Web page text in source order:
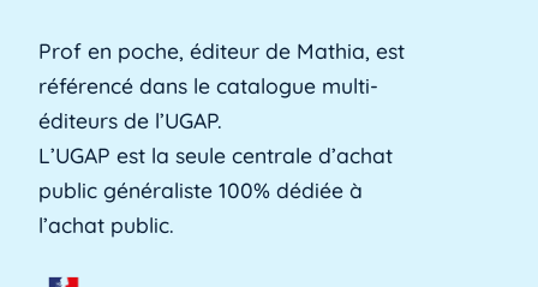
Alerte précoce
L'alerte précoce est un outil en ligne que les
établissements utilisent pour identifier les [...]
Lire plus »
Prof en poche, éditeur de Mathia, est
référencé dans le catalogue multi-
éditeurs de l’UGAP.
L’UGAP est la seule centrale d’achat
public généraliste 100% dédiée à
l’achat public.